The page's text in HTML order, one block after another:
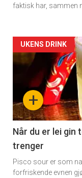
faktisk har, sammen
Forsiden
akkurat
nå
-
6
+
UKENS DRINK
Når du er lei gin
trenger
Pisco sour er som
forfriskende evnen